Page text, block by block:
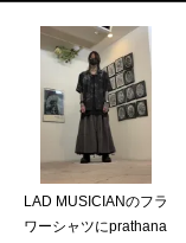
LAD MUSICIANのフラ
ワーシャツにprathana